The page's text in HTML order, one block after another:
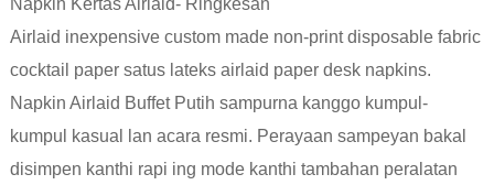
Napkin Kertas Airlaid- Ringkesan
Airlaid inexpensive custom made non-print disposable fabric
cocktail paper satus lateks airlaid paper desk napkins.
Napkin Airlaid Buffet Putih sampurna kanggo kumpul-
kumpul kasual lan acara resmi. Perayaan sampeyan bakal
disimpen kanthi rapi ing mode kanthi tambahan peralatan